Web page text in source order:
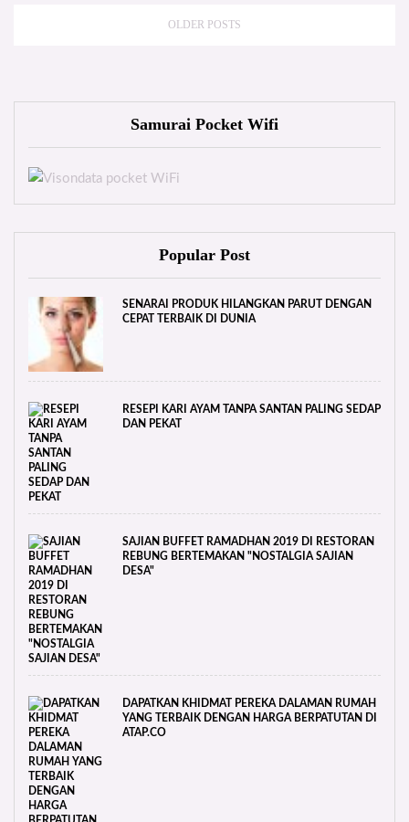
OLDER POSTS
Samurai Pocket Wifi
Popular Post
SENARAI PRODUK HILANGKAN PARUT DENGAN
CEPAT TERBAIK DI DUNIA
RESEPI KARI AYAM TANPA SANTAN PALING SEDAP
DAN PEKAT
SAJIAN BUFFET RAMADHAN 2019 DI RESTORAN
REBUNG BERTEMAKAN "NOSTALGIA SAJIAN
DESA"
DAPATKAN KHIDMAT PEREKA DALAMAN RUMAH
YANG TERBAIK DENGAN HARGA BERPATUTAN DI
ATAP.CO